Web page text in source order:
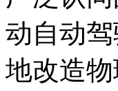
动自动
地改造